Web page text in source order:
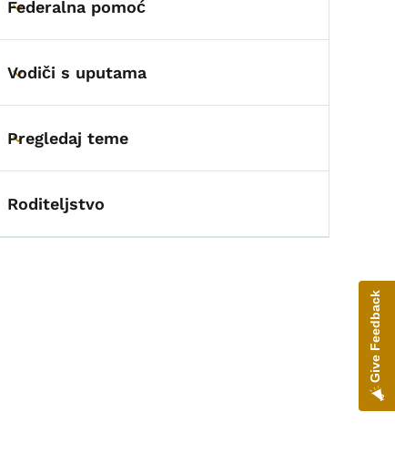
Toggle submenu
Federalna pomoć
Toggle submenu
Vodiči s uputama
Toggle submenu
Pregledaj teme
Roditeljstvo
Give Feedback